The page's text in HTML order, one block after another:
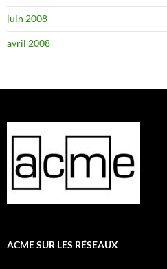
juin 2008
avril 2008
ACME SUR LES RÉSEAUX